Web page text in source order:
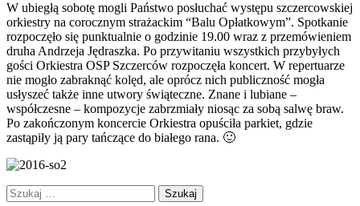
W ubiegłą sobotę mogli Państwo posłuchać występu szczercowskiej
orkiestry na corocznym strażackim “Balu Opłatkowym”. Spotkanie
rozpoczęło się punktualnie o godzinie 19.00 wraz z przemówieniem
druha Andrzeja Jędraszka. Po przywitaniu wszystkich przybyłych
gości Orkiestra OSP Szczerców rozpoczęła koncert. W repertuarze
nie mogło zabraknąć kolęd, ale oprócz nich publiczność mogła
usłyszeć także inne utwory świąteczne. Znane i lubiane –
współczesne – kompozycje zabrzmiały niosąc za sobą salwę braw.
Po zakończonym koncercie Orkiestra opuściła parkiet, gdzie
zastąpiły ją pary tańczące do białego rana. 🙂
Szukaj: